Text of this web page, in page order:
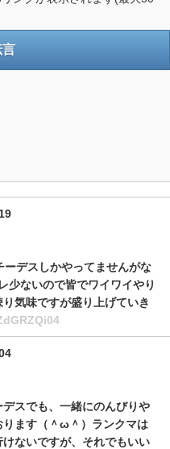
言
デスしかやってませんがな
少ないので皆でワイワイやり
気味ですが盛り上げていき
スでも、一緒にのんびりや
ります（＾ω＾）ランクマは
けないですが、それでもいい